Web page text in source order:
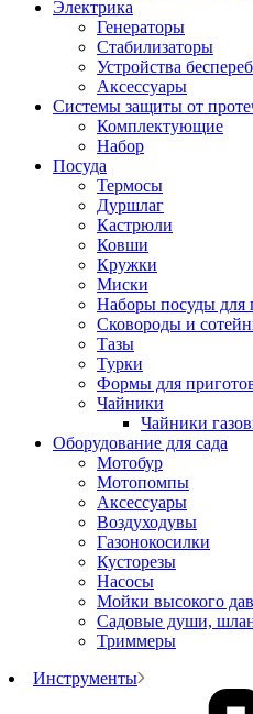
Электрика
Генераторы
Стабилизаторы
Устройства
Аксессуары
Системы защиты от
Комплектующие
Набор
Посуда
Термосы
Дуршлаг
Кастрюли
Ковши
Кружки
Миски
Наборы посуды для
Сковороды и
Тазы
Турки
Формы для
Чайники
Чайники
Оборудование для сада
Мотобур
Мотопомпы
Аксессуары
Воздуходувы
Газонокосилки
Кусторезы
Насосы
Мойки высокого
Садовые души,
Триммеры
Инструменты